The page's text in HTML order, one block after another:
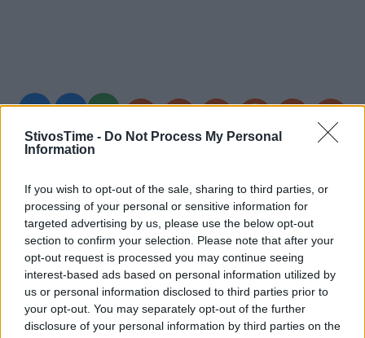
StivosTime - Do Not Process My Personal
Information
If you wish to opt-out of the sale, sharing to third parties, or
processing of your personal or sensitive information for
targeted advertising by us, please use the below opt-out
section to confirm your selection. Please note that after your
opt-out request is processed you may continue seeing
interest-based ads based on personal information utilized by
us or personal information disclosed to third parties prior to
your opt-out. You may separately opt-out of the further
disclosure of your personal information by third parties on the
A+ A- A±
Εγγραφείτε στο Stivostime των